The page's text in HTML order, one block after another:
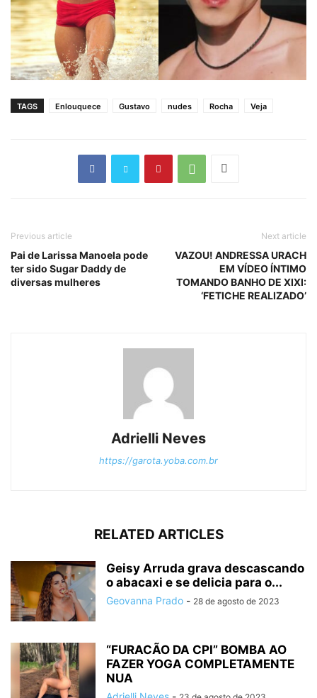
TAGS Enlouquece Gustavo nudes Rocha Veja
Previous article
Pai de Larissa Manoela pode
ter sido Sugar Daddy de
diversas mulheres
Next article
VAZOU! ANDRESSA URACH
EM VÍDEO ÍNTIMO
TOMANDO BANHO DE XIXI:
‘FETICHE REALIZADO’
Adrielli Neves
https://garota.yoba.com.br
RELATED ARTICLES
Geisy Arruda grava descascando
o abacaxi e se delicia para o...
Geovanna Prado - 28 de agosto de 2023
“FURACÃO DA CPI” BOMBA AO
FAZER YOGA COMPLETAMENTE
NUA